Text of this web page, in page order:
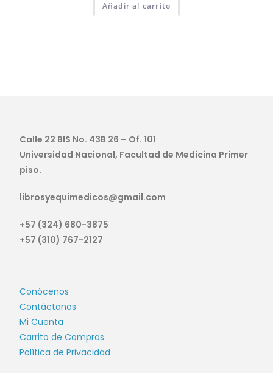
Añadir al carrito
Calle 22 BIS No. 43B 26 – Of. 101
Universidad Nacional, Facultad de Medicina Primer
piso.
librosyequimedicos@gmail.com
+57 (324) 680-3875
+57 (310) 767-2127
Conócenos
Contáctanos
Mi Cuenta
Carrito de Compras
Política de Privacidad